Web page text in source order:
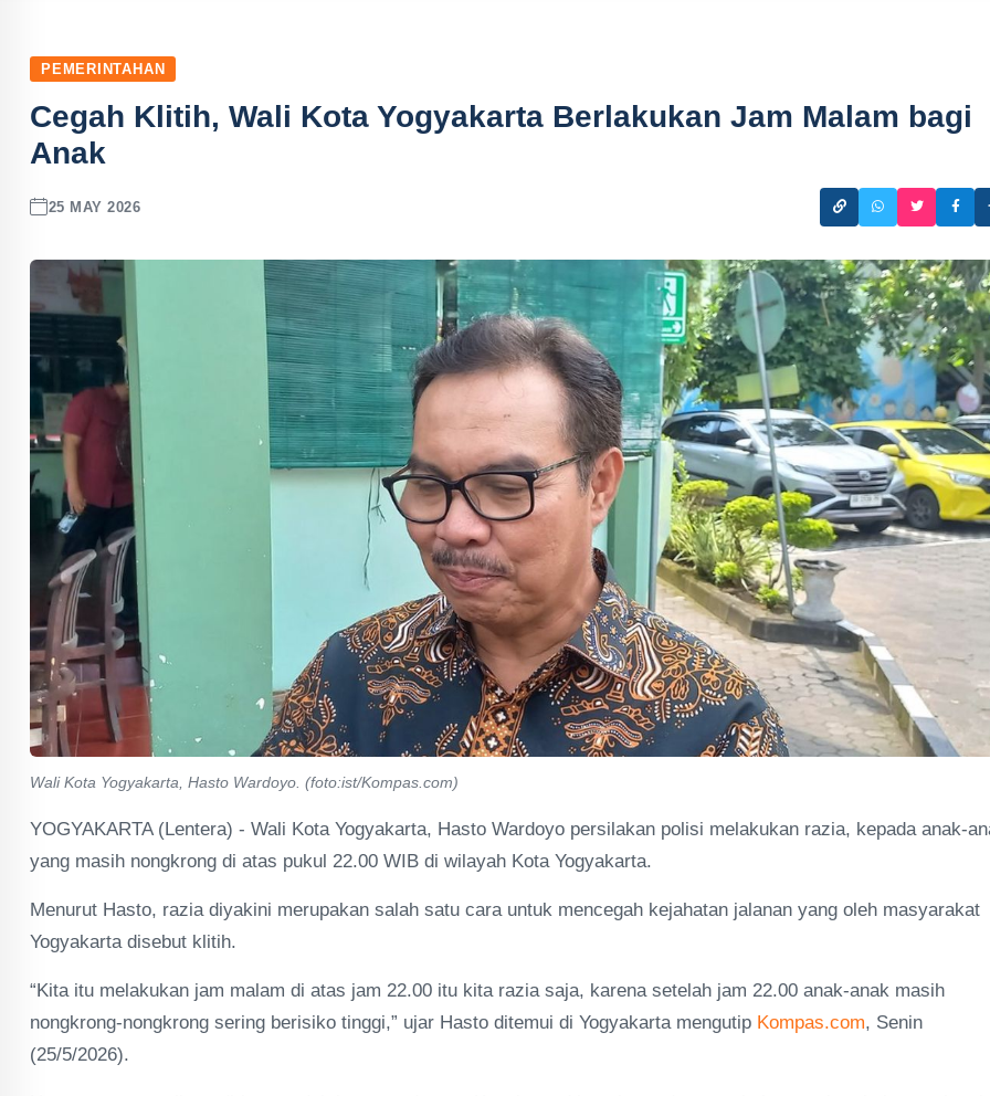
PEMERINTAHAN
Cegah Klitih, Wali Kota Yogyakarta Berlakukan Jam Malam bagi
Anak
25 MAY 2026
Wali Kota Yogyakarta, Hasto Wardoyo. (foto:ist/Kompas.com)
YOGYAKARTA (Lentera) - Wali Kota Yogyakarta, Hasto Wardoyo persilakan polisi melakukan razia, kepada anak-
yang masih nongkrong di atas pukul 22.00 WIB di wilayah Kota Yogyakarta.
Menurut Hasto, razia diyakini merupakan salah satu cara untuk mencegah kejahatan jalanan yang oleh masyarakat
Yogyakarta disebut klitih.
“Kita itu melakukan jam malam di atas jam 22.00 itu kita razia saja, karena setelah jam 22.00 anak-anak masih
nongkrong-nongkrong sering berisiko tinggi,” ujar Hasto ditemui di Yogyakarta mengutip Kompas.com, Senin
(25/5/2026).